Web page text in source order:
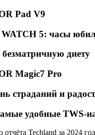
Pad V9
5: часы
диету
Magic7 Pro
страданий и
удобные TWS-
Techland за 2024